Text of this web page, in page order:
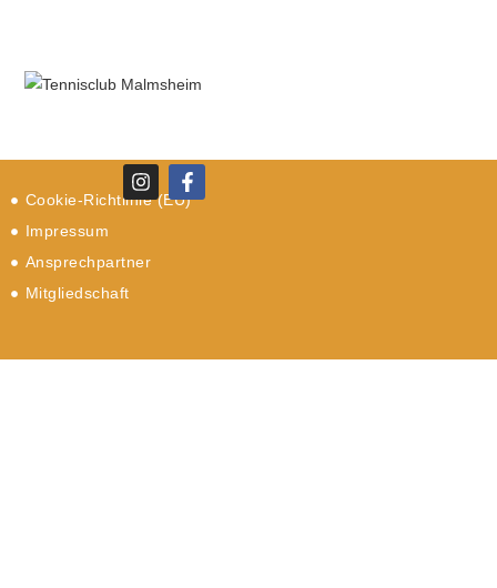
Cookie-Richtlinie (EU)
Impressum
Ansprechpartner
Mitgliedschaft